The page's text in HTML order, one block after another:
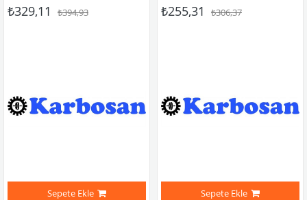
₺329,11 ₺394,93
Sepete Ekle
₺255,31 ₺306,37
Sepete Ekle